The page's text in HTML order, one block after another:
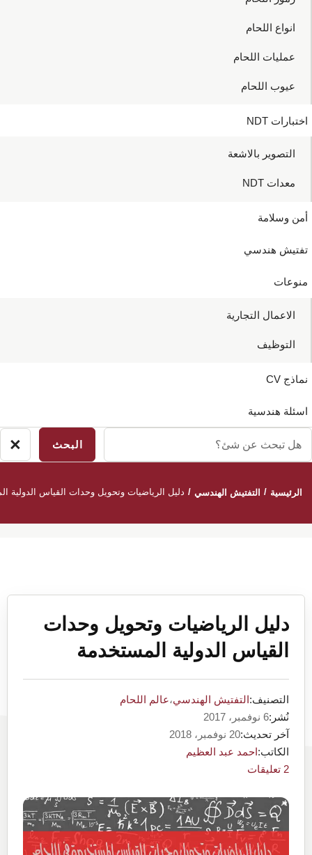
انواع اللحام
عمليات اللحام
عيوب اللحام
اختبارات NDT
التصوير بالاشعة
معدات NDT
أمن وسلامة
تفتيش هندسي
منوعات
الاعمال التجارية
التوظيف
نماذج CV
اسئلة هندسية
تبحث
شئ؟
×
الرئيسية / التفتيش الهندسي / دليل الرياضيات وتحويل وحدات القياس الدولية
دليل الرياضيات وتحويل وحدات
القياس الدولية المستخدمة
التصنيف:التفتيش الهندسي،عالم اللحام
نُشر:6 نوفمبر، 2017
آخر تحديث:20 نوفمبر، 2018
الكاتب:احمد عبد العظيم
2 تعليقات